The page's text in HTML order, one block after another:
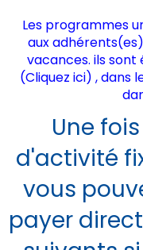
Les programmes
aux
vacances. ils
(Cliquez ici) , dans
Une
d'activité
vous
payer